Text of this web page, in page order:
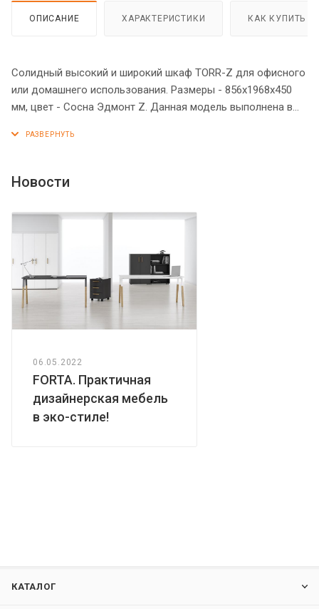
ОПИСАНИЕ ХАРАКТЕРИСТИКИ КАК КУПИТЬ
Солидный высокий и широкий шкаф TORR-Z для офисного
или домашнего использования. Размеры - 856х1968х450
мм, цвет - Сосна Эдмонт Z. Данная модель выполнена в
придаст кабинету более презентабельный вид. Шкаф
торцевые поверхности элементов шкафа надежно
Конструкция шкафа оснащена прочными силовыми
креплениями – эксцентриковыми стяжками. Регулируемые
по высоте опоры обеспечат шкафу устойчивость на
неровном полу.
Новости
06.05.2022
FORTA. Практичная
дизайнерская мебель
в эко-стиле!
КАТАЛОГ